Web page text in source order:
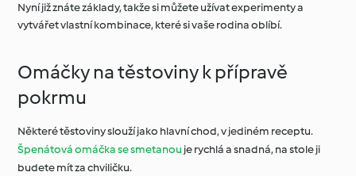
Nyní již znáte základy, takže si můžete užívat experimenty a
vytvářet vlastní kombinace, které si vaše rodina oblíbí.
Omáčky na těstoviny k přípravě
pokrmu
Některé těstoviny slouží jako hlavní chod, v jediném receptu.
Špenátová omáčka se smetanou je rychlá a snadná, na stole ji
budete mít za chviličku.